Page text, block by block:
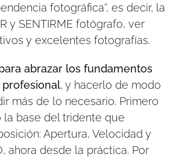
fotográfica”, es decir, la
y SENTIRME fotógrafo, ver
y excelentes fotografías.
abrazar los fundamentos
, y hacerlo de modo
más de lo necesario. Primero
la base del tridente que
Apertura, Velocidad y
ahora desde la práctica. Por